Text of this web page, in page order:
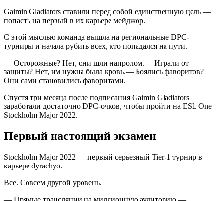
Gaimin Gladiators ставили перед собой единственную цель —
попасть на первый в их карьере мейджор.
С этой мыслью команда вышла на региональные DPC-
турниры и начала рубить всех, кто попадался на пути.
— Осторожные? Нет, они шли напролом.— Играли от
защиты? Нет, им нужна была кровь.— Боялись фаворитов?
Они сами становились фаворитами.
Спустя три месяца после подписания Gaimin Gladiators
заработали достаточно DPC-очков, чтобы пройти на ESL One
Stockholm Major 2022.
Первый настоящий экзамен
Stockholm Major 2022 — первый серьезный Tier-1 турнир в
карьере dyrachyo.
Все. Совсем другой уровень.
— Прямые трансляции на миллионную аудиторию.—